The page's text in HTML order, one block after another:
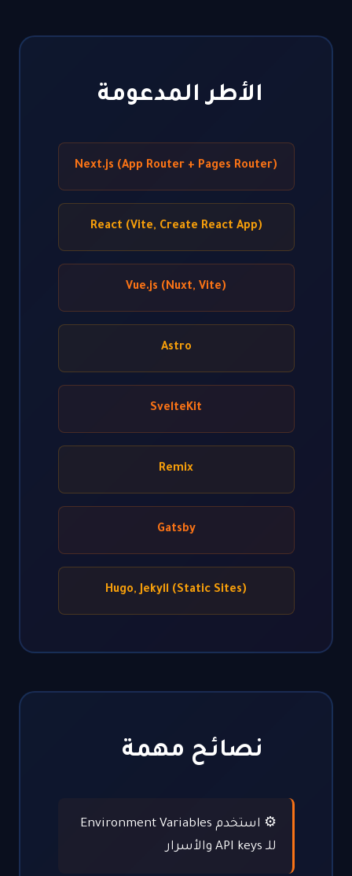
الأطر المدعومة
Next.js (App Router + Pages Router)
React (Vite, Create React App)
Vue.js (Nuxt, Vite)
Hugo, Jekyll (Static Sites)
نصائح مهمة
⚙️ استخدم Environment Variables